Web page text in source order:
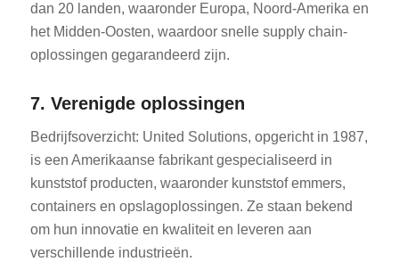
dan 20 landen, waaronder Europa, Noord-Amerika en
het Midden-Oosten, waardoor snelle supply chain-
oplossingen gegarandeerd zijn.
7. Verenigde oplossingen
Bedrijfsoverzicht: United Solutions, opgericht in 1987,
is een Amerikaanse fabrikant gespecialiseerd in
kunststof producten, waaronder kunststof emmers,
containers en opslagoplossingen. Ze staan bekend
om hun innovatie en kwaliteit en leveren aan
verschillende industrieën.